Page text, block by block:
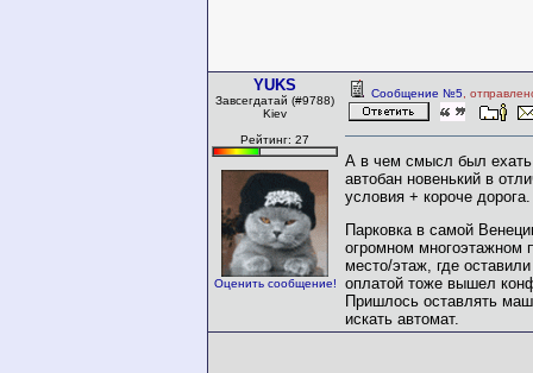
YUKS
Завсегдатай (#9788)
Kiev
Рейтинг: 27
Оценить сообщение!
Сообщение №5 ,
А в чем смысл был ехать
автобан новенький в
условия + короче дорога.
Парковка в самой
огромном многоэтажном
место/этаж, где
оплатой тоже вышел
Пришлось оставлять
искать автомат.